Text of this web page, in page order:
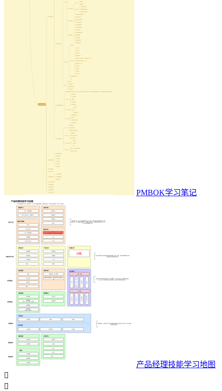
PMBOK学习笔记
产品经理技能学习地图

